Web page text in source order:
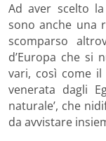
Ad aver scelto
sono anche una
scomparso
d’Europa che si
vari, così come il
venerata dagli
naturale’, che
da avvistare